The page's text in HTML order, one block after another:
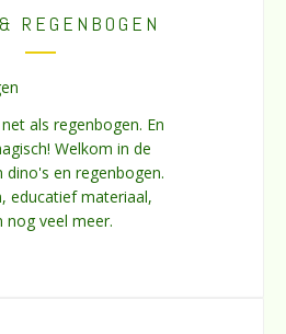
REGENBOGEN
als regenbogen. En
Welkom in de
dino's en regenbogen.
educatief materiaal,
nog veel meer.